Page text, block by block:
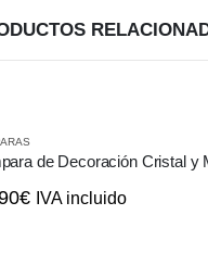
€ IVA incluido